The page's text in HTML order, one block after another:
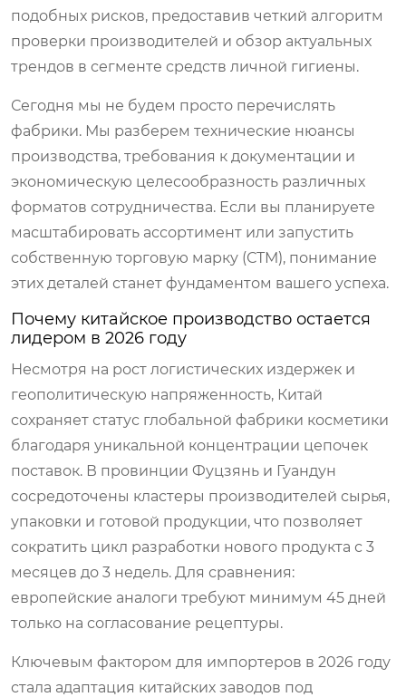
подобных рисков, предоставив четкий алгоритм
проверки производителей и обзор актуальных
трендов в сегменте средств личной гигиены.
Сегодня мы не будем просто перечислять
фабрики. Мы разберем технические нюансы
производства, требования к документации и
экономическую целесообразность различных
форматов сотрудничества. Если вы планируете
масштабировать ассортимент или запустить
собственную торговую марку (СТМ), понимание
этих деталей станет фундаментом вашего успеха.
Почему китайское производство остается
лидером в 2026 году
Несмотря на рост логистических издержек и
геополитическую напряженность, Китай
сохраняет статус глобальной фабрики косметики
благодаря уникальной концентрации цепочек
поставок. В провинции Фуцзянь и Гуандун
сосредоточены кластеры производителей сырья,
упаковки и готовой продукции, что позволяет
сократить цикл разработки нового продукта с 3
месяцев до 3 недель. Для сравнения:
европейские аналоги требуют минимум 45 дней
только на согласование рецептуры.
Ключевым фактором для импортеров в 2026 году
стала адаптация китайских заводов под